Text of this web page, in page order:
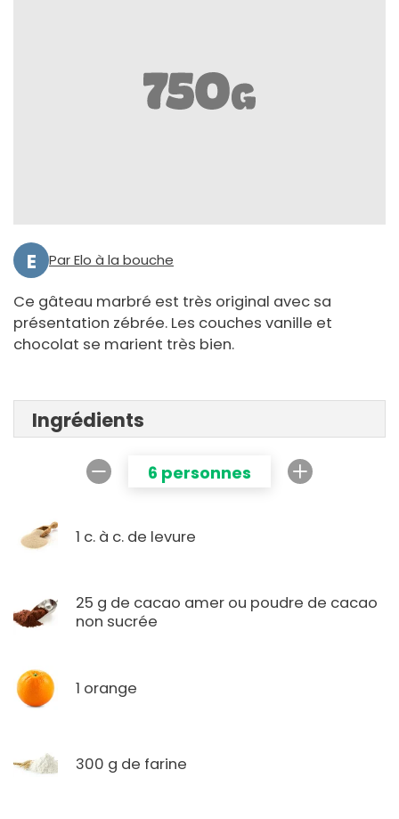
E Par Elo à la bouche
Ce gâteau marbré est très original avec sa
présentation zébrée. Les couches vanille et
chocolat se marient très bien.
Ingrédients
6 personnes
1 c. à c. de levure
25 g de cacao amer ou poudre de cacao
non sucrée
1 orange
300 g de farine